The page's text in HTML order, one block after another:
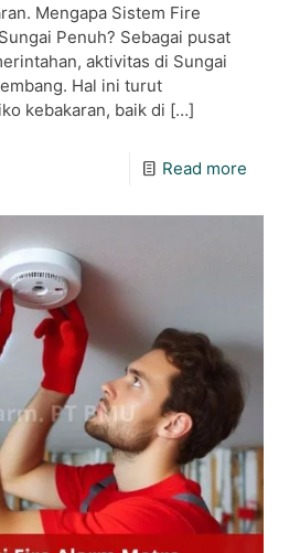
Mengapa Sistem Fire
Penuh? Sebagai pusat
aktivitas di Sungai
Hal ini turut
kebakaran, baik di […]
Read more